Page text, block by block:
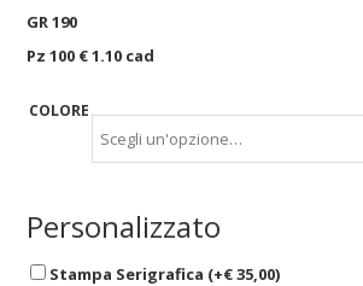
GR 190
Pz 100 € 1.10 cad
COLORE
Personalizzato
Stampa Serigrafica (+€35,00)